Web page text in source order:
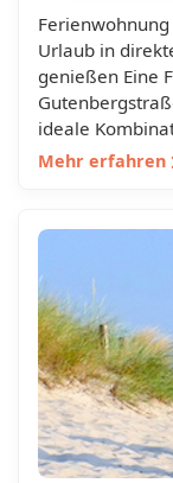
Urlaub in
genießen Eine
ideale
Mehr erfahren